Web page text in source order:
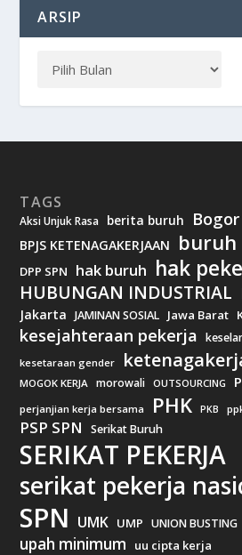
ARSIP
TAGS
Aksi Unjuk Rasa berita buruh Bogor
BPJS KETENAGAKERJAAN buruh
DPP SPN hak buruh hak
HUBUNGAN INDUSTRIAL
Jakarta JAMINAN SOSIAL Jawa Barat
kesejahteraan pekerja
kesetaraan gender
MOGOK KERJA morowali OUTSOURCING
perjanjian kerja bersama PHK PKB
PSP SPN Serikat Buruh
SERIKAT PEKERJA
serikat pekerja
SPN UMK UMP UNION BUSTING
upah minimum uu cipta kerja